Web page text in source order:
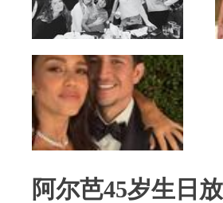
阿尔芭45岁生日